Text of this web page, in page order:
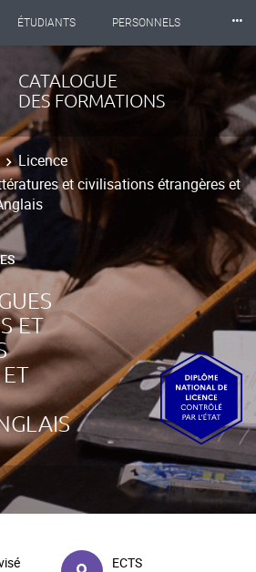
ÉTUDIANTS PERSONNELS
2
⸱⸱⸱
CATALOGUE
DES FORMATIONS
Licence
et civilisations étrangères et
ET
ECTS